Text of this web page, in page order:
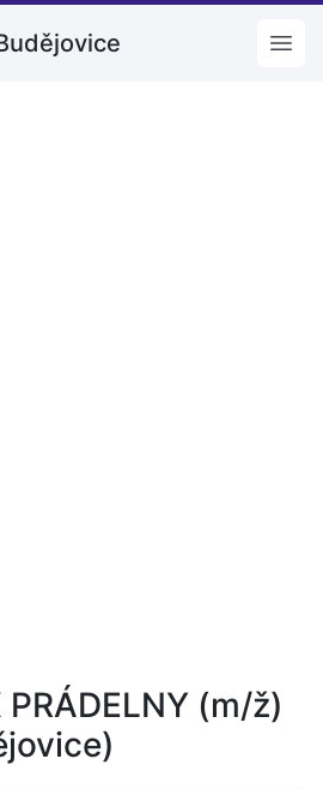
PRÁDELNY (m/ž)